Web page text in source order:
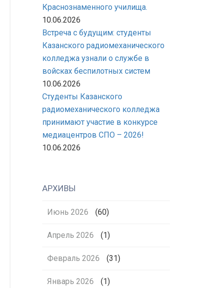
Краснознаменного училища.
10.06.2026
Встреча с будущим: студенты
Казанского радиомеханического
колледжа узнали о службе в
войсках беспилотных систем
10.06.2026
Студенты Казанского
радиомеханического колледжа
принимают участие в конкурсе
медиацентров СПО – 2026!
10.06.2026
АРХИВЫ
Июнь 2026 (60)
Апрель 2026 (1)
Февраль 2026 (31)
Январь 2026 (1)